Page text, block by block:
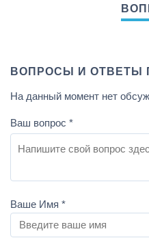
ВОПРОСЫ И ОТВЕТЫ
На данный момент нет
Ваш вопрос *
Ваше Имя *